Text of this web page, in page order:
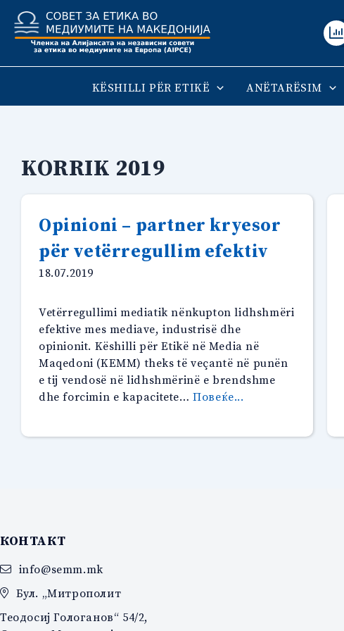
Skip
content
KËSHILLI PËR ETIKË ANËTARËSIM
KORRIK 2019
Opinioni – partner kryesor
për vetërregullim efektiv
18.07.2019
Vetërregullimi mediatik nënkupton lidhshmëri
efektive mes mediave, industrisë dhe
opinionit. Këshilli për Etikë në Media në
Maqedoni (KEMM) theks të veçantë në punën
e tij vendosë në lidhshmërinë e brendshme
dhe forcimin e kapacitete…Повеќе...
КОНТАКТ
info@semm.mk
Бул. „Митрополит
Теодосиј Гологанов“ 54/2,